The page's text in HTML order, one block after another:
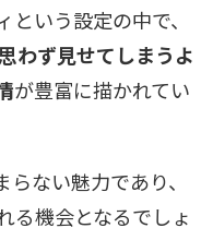
いう設定の中で、
思わず見せてしまうよ
が豊富に描かれてい
ない魅力であり、
る機会となるでしょ